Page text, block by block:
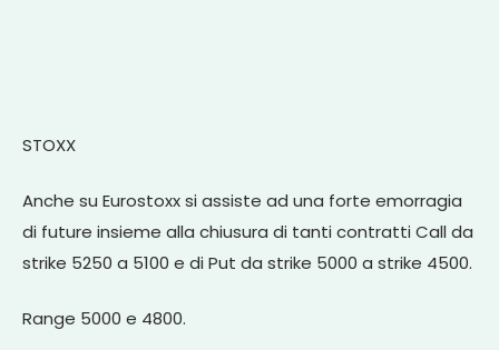
STOXX
Anche su Eurostoxx si assiste ad una forte emorragia
di future insieme alla chiusura di tanti contratti Call da
strike 5250 a 5100 e di Put da strike 5000 a strike 4500.
Range 5000 e 4800.